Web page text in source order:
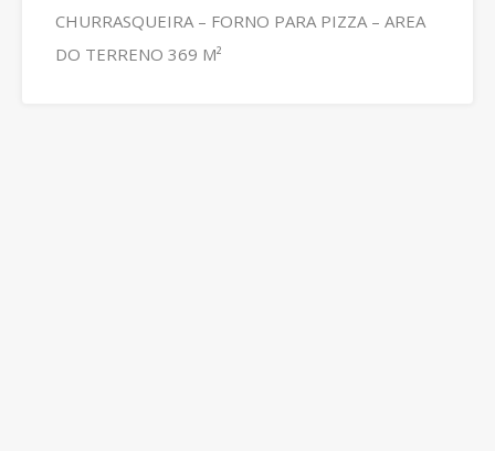
CHURRASQUEIRA – FORNO PARA PIZZA – AREA
DO TERRENO 369 M²